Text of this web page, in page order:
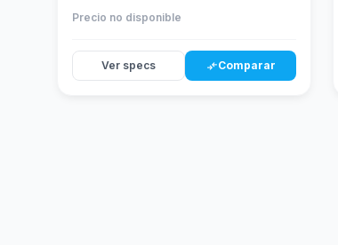
Precio no disponible
Ver specs compare_arrowsComparar